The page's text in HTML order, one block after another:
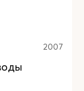
2007